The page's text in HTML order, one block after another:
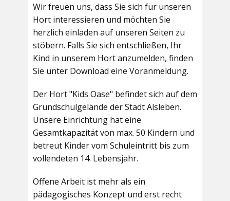
Wir freuen uns, dass Sie sich für unseren
Hort interessieren und möchten Sie
herzlich einladen auf unseren Seiten zu
stöbern. Falls Sie sich entschließen, Ihr
Kind in unserem Hort anzumelden, finden
Sie unter Download eine Voranmeldung.
Der Hort "Kids Oase" befindet sich auf dem
Grundschulgelände der Stadt Alsleben.
Unsere Einrichtung hat eine
Gesamtkapazität von max. 50 Kindern und
betreut Kinder vom Schuleintritt bis zum
vollendeten 14. Lebensjahr.
Offene Arbeit ist mehr als ein
pädagogisches Konzept und erst recht